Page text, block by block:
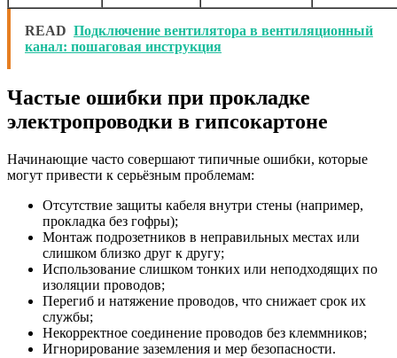
READ Подключение вентилятора в вентиляционный
канал: пошаговая инструкция
Частые ошибки при прокладке
электропроводки в гипсокартоне
Начинающие часто совершают типичные ошибки, которые
могут привести к серьёзным проблемам:
Отсутствие защиты кабеля внутри стены (например,
прокладка без гофры);
Монтаж подрозетников в неправильных местах или
слишком близко друг к другу;
Использование слишком тонких или неподходящих по
изоляции проводов;
Перегиб и натяжение проводов, что снижает срок их
службы;
Некорректное соединение проводов без клеммников;
Игнорирование заземления и мер безопасности.